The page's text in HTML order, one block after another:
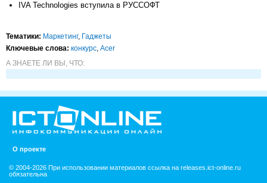
IVA Technologies вступила в РУССОФТ
Тематики: Маркетинг, Гаджеты
Ключевые слова: конкурс, Acer
А ЗНАЕТЕ ЛИ ВЫ, ЧТО:
О проекте
© 2004-2026 При использовании материалов ссылка на releases.ict-online.ru
обязательна